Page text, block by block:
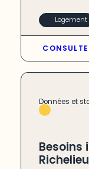
Logement
Données et
Besoins
Richelieu